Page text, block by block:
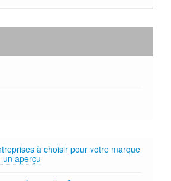
à choisir pour votre marque
un aperçu